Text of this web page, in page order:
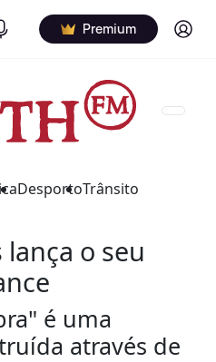
Premium Log in
DesportoTrânsito
lança o seu
é uma
através de